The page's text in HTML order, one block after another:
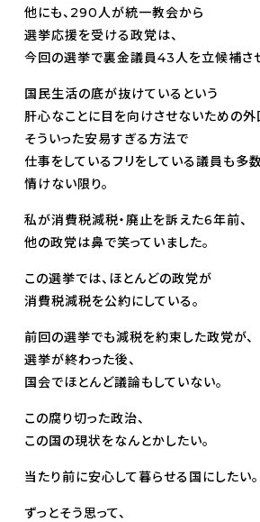
他にも、290人が統一教会から
選挙応援を受ける政党は、
今回の選挙で裏金議員43人を立候補さ
国民生活の底が抜けているという
肝心なことに目を向けさせないための外
そういった安易すぎる方法で
仕事をしているフリをしている議員も多数
情けない限り。
私が消費税減税・廃止を訴えた6年前、
他の政党は鼻で笑っていました。
この選挙では、ほとんどの政党が
消費税減税を公約にしている。
前回の選挙でも減税を約束した政党が、
選挙が終わった後、
国会でほとんど議論もしていない。
この腐り切った政治、
この国の現状をなんとかしたい。
当たり前に安心して暮らせる国にしたい。
ずっとそう思って、